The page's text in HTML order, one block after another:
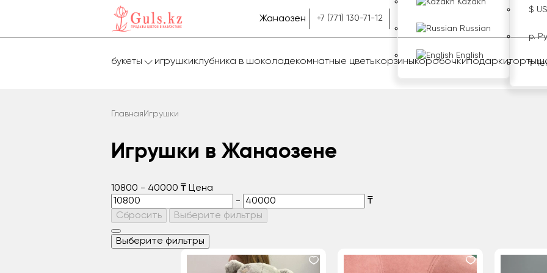
Жанаозен +7 (771) 130-71-12
Kazakh
Russian
English
$
р.
₸
букеты игрушкиклубника в шоколадекомнатные цветыкорзиныкоробочкиподаркиторты
Главная Игрушки
Игрушки в Жанаозене
10800 - 40000 ₸ Цена
-
₸
Сбросить
Выберите фильтры
Выберите фильтры